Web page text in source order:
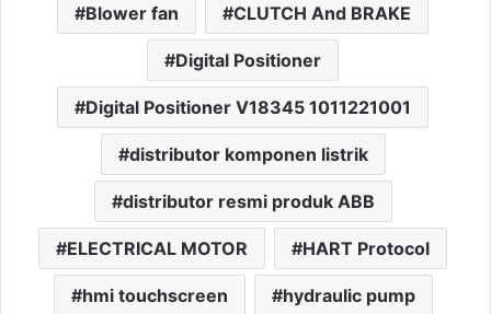
Blower fan CLUTCH And BRAKE
Digital Positioner
Digital Positioner V18345 1011221001
distributor komponen listrik
distributor resmi produk ABB
ELECTRICAL MOTOR HART Protocol
hmi touchscreen hydraulic pump